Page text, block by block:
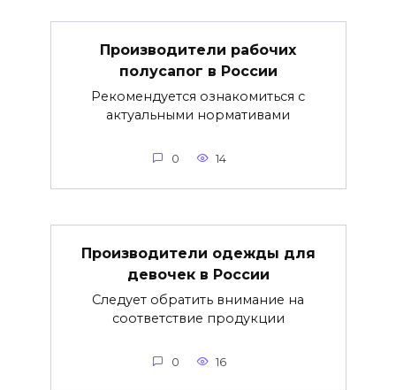
Производители рабочих
полусапог в России
Рекомендуется ознакомиться с
актуальными нормативами
0 14
Производители одежды для
девочек в России
Следует обратить внимание на
соответствие продукции
0 16